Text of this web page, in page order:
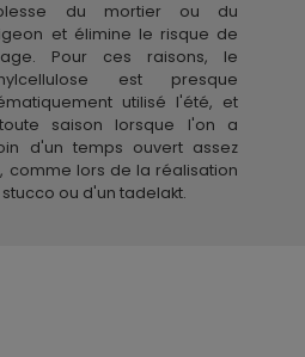
du mortier ou du
et élimine le risque de
Pour ces raisons, le
est presque
utilisé l'été, et
saison lorsque l'on a
d'un temps ouvert assez
comme lors de la réalisation
ou d'un tadelakt.